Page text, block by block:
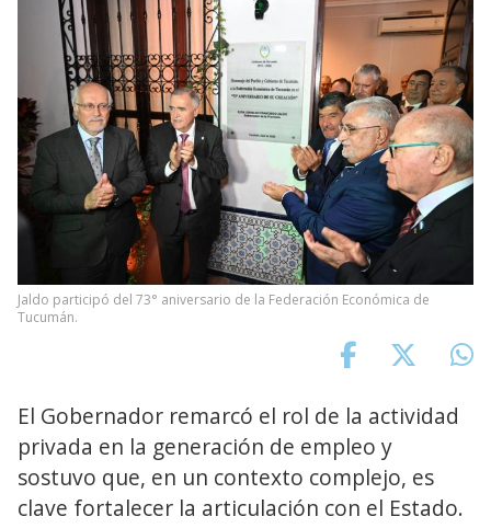
Jaldo participó del 73° aniversario de la Federación Económica de
Tucumán.
El Gobernador remarcó el rol de la actividad
privada en la generación de empleo y
sostuvo que, en un contexto complejo, es
clave fortalecer la articulación con el Estado.